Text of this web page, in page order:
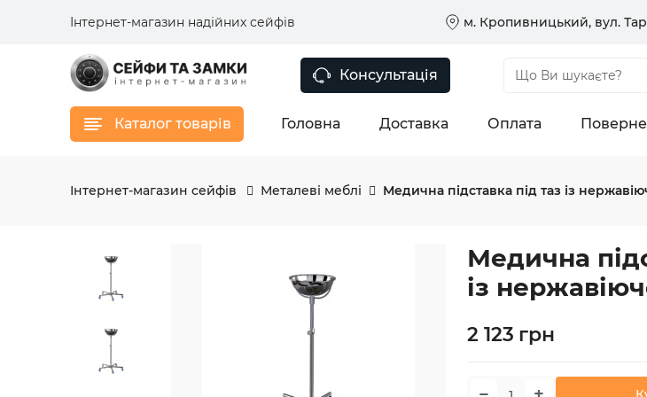
Інтернет-магазин надійних сейфів м. Кропивницький, вул.
Консультація
Каталог товарів Головна Доставка Оплата
Інтернет-магазин сейфів Металеві меблі Медична підставка під таз із
Медична
із
2 123 грн